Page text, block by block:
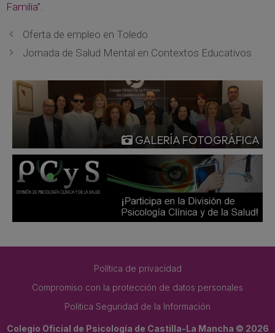
Familia”.
Oferta de empleo en Toledo
Jornada de Salud Mental en Contextos Educativos
GALERÍA FOTOGRÁFICA
Política de privacidad
Compromiso con la protección de datos personales
Politica Seguridad de la Información
Colegio Oficial de Psicología de Castilla-La Mancha © 2026